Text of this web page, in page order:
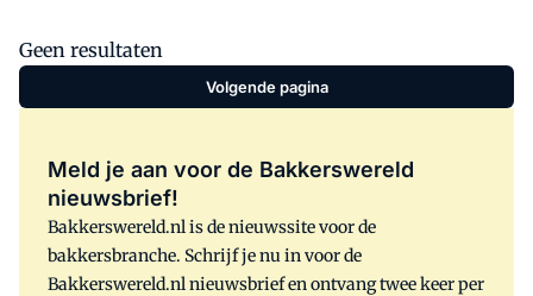
Geen resultaten
Volgende pagina
Meld je aan voor de Bakkerswereld
nieuwsbrief!
Bakkerswereld.nl is de nieuwssite voor de
bakkersbranche. Schrijf je nu in voor de
Bakkerswereld.nl nieuwsbrief en ontvang twee keer per